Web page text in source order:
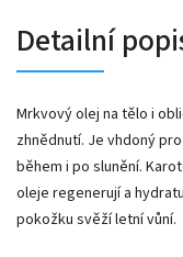
Detailní
Mrkvový olej na tělo i
zhnědnutí. Je vhdoný
během i po slunění.
oleje regenerují a
pokožku svěží letní vůní.